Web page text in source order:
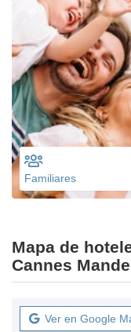
Familiares
Mapa de
Cannes
Ver en Google